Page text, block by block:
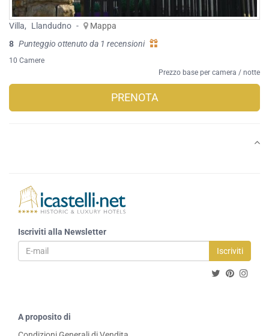
Villa, Llandudno -
Mappa
8 Punteggio ottenuto da 1 recensioni
10 Camere
Prezzo base per camera / notte
PRENOTA
Iscriviti alla Newsletter
Iscriviti
A proposito di